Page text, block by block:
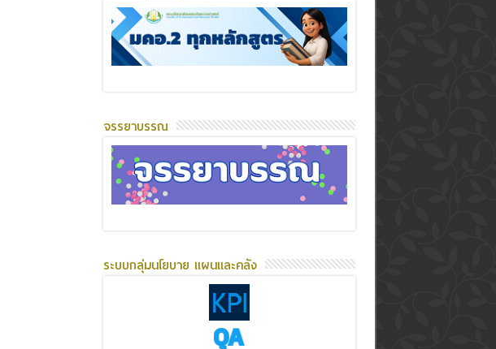
จรรยาบรรณ
ระบบกลุ่มนโยบาย แผนและคลัง